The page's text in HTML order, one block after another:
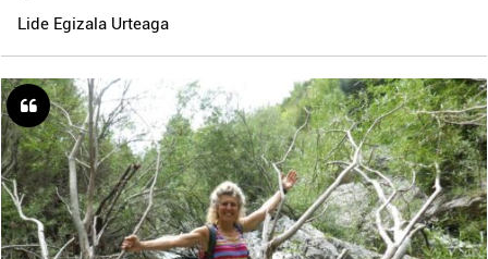
Lide Egizala Urteaga